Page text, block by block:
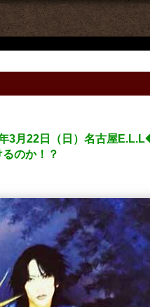
3月22日（日）名古屋
のか！？